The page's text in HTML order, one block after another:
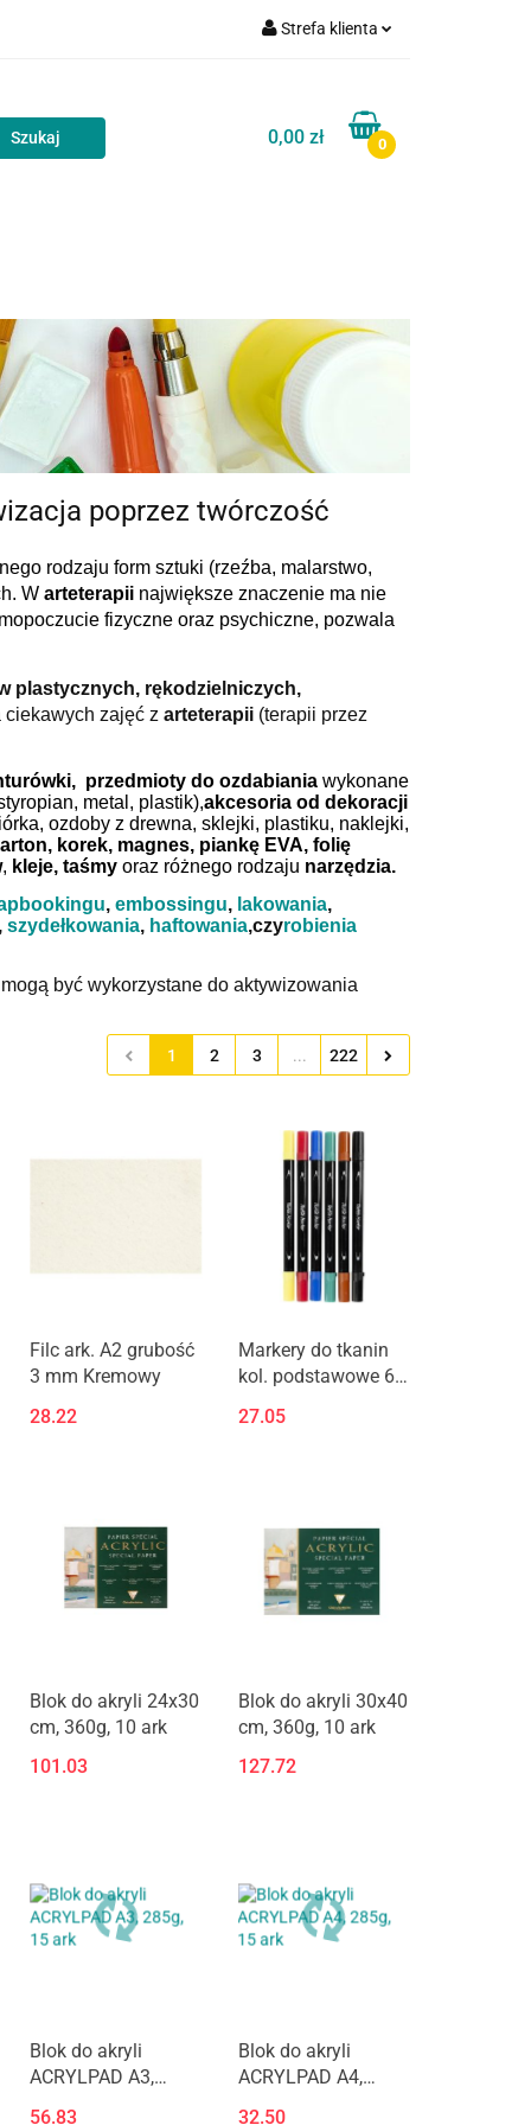
Strefa klienta
Zarejestruj się
Dodaj zgłoszenie
0,00 zł 0
poprzez twórczość
rodzaju form sztuki (rzeźba, malarstwo,
W arteterapii największe znaczenie ma nie
fizyczne oraz psychiczne, pozwala
plastycznych, rękodzielniczych,
ciekawych zajęć z arteterapii (terapii przez
przedmioty do ozdabiania wykonane
metal, plastik),akcesoria od dekoracji
ozdoby z drewna, sklejki, plastiku, naklejki,
korek, magnes, piankę EVA, folię
, kleje, taśmyoraz różnego rodzaju narzędzia.
, embossingu, lakowania,
, szydełkowania, haftowania,czyrobienia
być wykorzystane do aktywizowania
1 2 3 ... 222
Filc ark. A2 grubość
3 mm Kremowy
28.22
Markery do tkanin
kol. podstawowe 6
27.05
Blok do akryli 24x30
cm, 360g, 10 ark
101.03
Blok do akryli 30x40
cm, 360g, 10 ark
127.72
Blok do akryli
ACRYLPAD A3,
56.83
Blok do akryli
ACRYLPAD A4,
32.50